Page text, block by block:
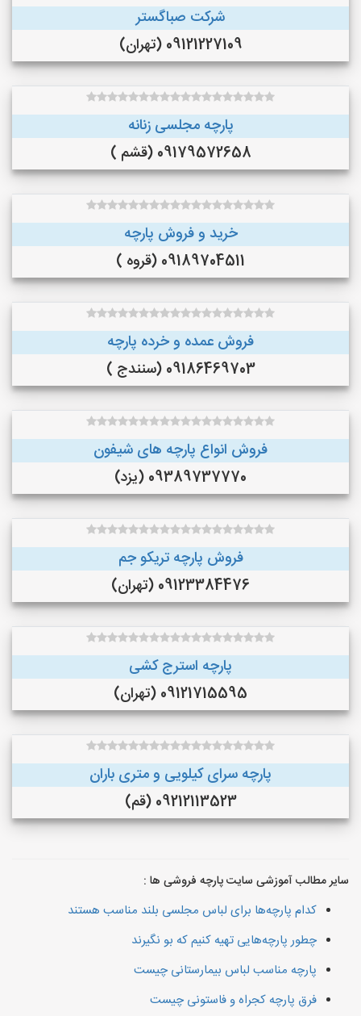
شرکت صباگستر
09121227109 (تهران)
پارچه مجلسی زنانه
09179572658 (قشم )
خرید و فروش پارچه
09189704511 (قروه )
فروش عمده و خرده پارچه
09186469703 (سنندج )
فروش انواع پارچه های شیفون
09389737770 (یزد)
فروش پارچه تریکو جم
09123384476 (تهران)
پارچه استرج کشی
09121715595 (تهران)
پارچه سرای کیلویی و متری باران
09212113523 (قم)
سایر مطالب آموزشی سایت پارچه فروشی ها :
کدام پارچه‌ها برای لباس مجلسی بلند مناسب هستند
چطور پارچه‌هایی تهیه کنیم که بو نگیرند
پارچه مناسب لباس بیمارستانی چیست
فرق پارچه کجراه و فاستونی چیست